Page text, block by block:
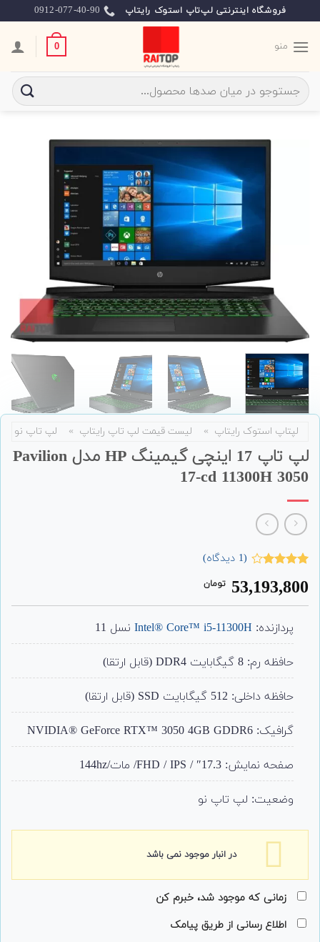
to
content
فروشگاه اینترنتی لپ‌تاپ استوک رایتاپ 0912-077-40-90
منو 0
جستجو
برای:
لپتاپ استوک رایتاپ » لیست قیمت لپ تاپ رایتاپ » لپ تاپ نو
لپ تاپ 17 اینچی گیمینگ HP مدل Pavilion
17-cd 11300H 3050
4.00
از 5
مشتری
(
1 دیدگاه)
53,193,800 تومان
پردازنده: Intel® Core™ i5-11300Hنسل 11
حافظه رم: 8 گیگابایت DDR4 (قابل ارتقا)
حافظه داخلی: 512 گیگابایت SSD (قابل ارتقا)
گرافیک: NVIDIA® GeForce RTX™ 3050 4GB GDDR6
صفحه نمایش: 17.3″ / FHD / IPS/ مات/144hz
وضعیت: لپ تاپ نو
در انبار موجود نمی باشد
زمانی که موجود شد، خبرم کن
اطلاع رسانی از طریق پیامک